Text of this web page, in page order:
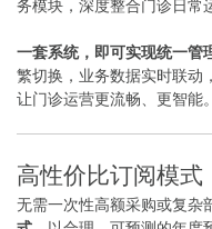
务模块，深度整合门诊日常
一套系统，即可实现统一管
繁切换，业务数据实时联动
让门诊运营更流畅、更智能。
高性价比订阅模
无需一次性高额采购或复杂